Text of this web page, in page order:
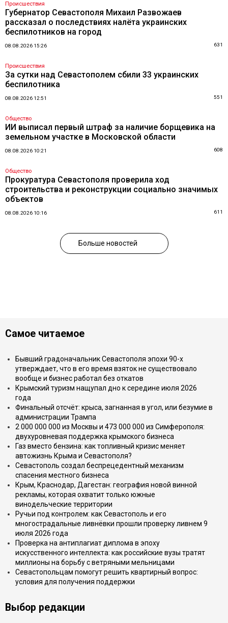
Происшествия
Губернатор Севастополя Михаил Развожаев
рассказал о последствиях налёта украинских
беспилотников на город
08.08.2026 15:26 631
Происшествия
За сутки над Севастополем сбили 33 украинских
беспилотника
08.08.2026 12:51 551
Общество
ИИ выписал первый штраф за наличие борщевика на
земельном участке в Московской области
08.08.2026 10:21 608
Общество
Прокуратура Севастополя проверила ход
строительства и реконструкции социально значимых
объектов
08.08.2026 10:16 611
Больше новостей
Самое читаемое
Бывший градоначальник Севастополя эпохи 90-х
утверждает, что в его время взяток не существовало
вообще и бизнес работал без откатов
Крымский туризм нащупал дно к середине июля 2026
года
Финальный отсчёт: крыса, загнанная в угол, или безумие в
администрации Трампа
2 000 000 000 из Москвы и 473 000 000 из Симферополя:
двухуровневая поддержка крымского бизнеса
Газ вместо бензина: как топливный кризис меняет
автожизнь Крыма и Севастополя?
Севастополь создал беспрецедентный механизм
спасения местного бизнеса
Крым, Краснодар, Дагестан: география новой винной
рекламы, которая охватит только южные
винодельческие территории
Ручьи под контролем: как Севастополь и его
многострадальные ливнёвки прошли проверку ливнем 9
июля 2026 года
Проверка на антиплагиат диплома в эпоху
искусственного интеллекта: как российские вузы тратят
миллионы на борьбу с ветряными мельницами
Севастопольцам помогут решить квартирный вопрос:
условия для получения поддержки
Выбор редакции